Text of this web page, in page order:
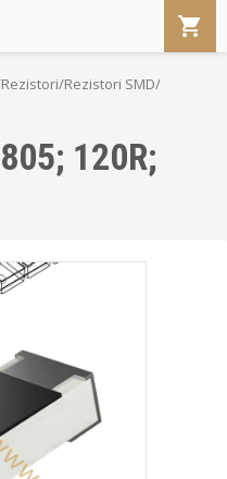
Rezistori/Rezistori SMD/
120R;